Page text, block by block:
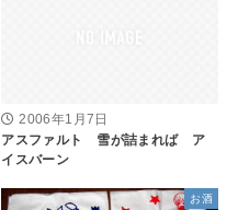
2006年1月7日
アスファルト 雪が詰まれば ア
イスバーン
お酒